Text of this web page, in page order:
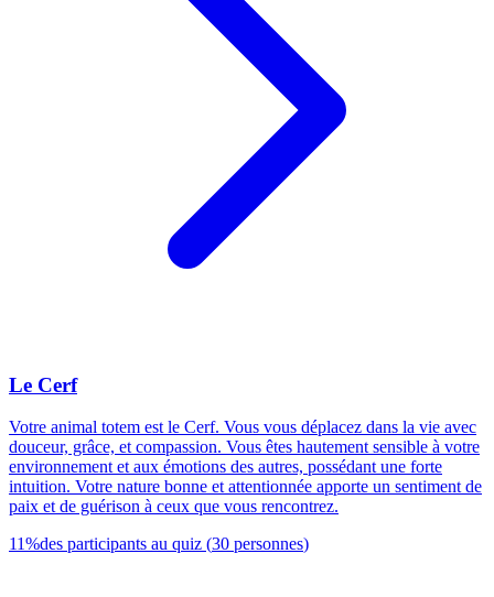
Le Cerf
Votre animal totem est le Cerf. Vous vous déplacez dans la vie avec
douceur, grâce, et compassion. Vous êtes hautement sensible à votre
environnement et aux émotions des autres, possédant une forte
intuition. Votre nature bonne et attentionnée apporte un sentiment de
paix et de guérison à ceux que vous rencontrez.
11%des participants au quiz (30 personnes)